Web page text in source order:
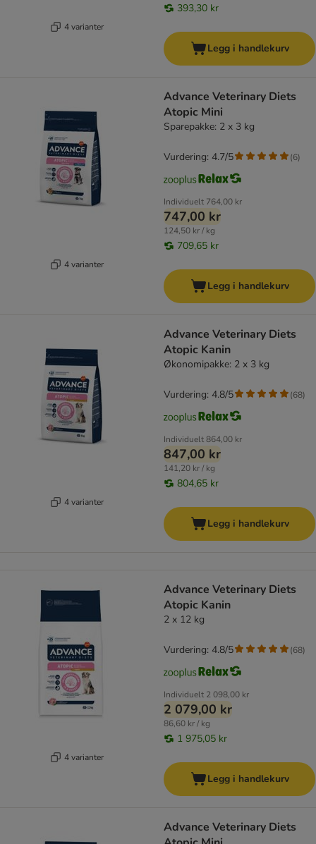
4 varianter
393,30 kr
Legg i handlekurv
4 varianter
Advance Veterinary Diets
Atopic Mini
Sparepakke: 2 x 3 kg
Individuelt 764,00 kr
747,00 kr
124,50 kr / kg
709,65 kr
Vurdering: 4.7/5 (6)
Legg i handlekurv
4 varianter
Advance Veterinary Diets
Atopic Kanin
Økonomipakke: 2 x 3 kg
Individuelt864,00 kr
847,00 kr
141,20 kr / kg
804,65 kr
Vurdering: 4.8/5 (68)
Legg i handlekurv
4 varianter
Advance Veterinary Diets
Atopic Kanin
2 x 12 kg
Individuelt 2 098,00 kr
2 079,00 kr
86,60 kr / kg
1 975,05 kr
Vurdering: 4.8/5 (68)
Legg i handlekurv
Advance Veterinary Diets